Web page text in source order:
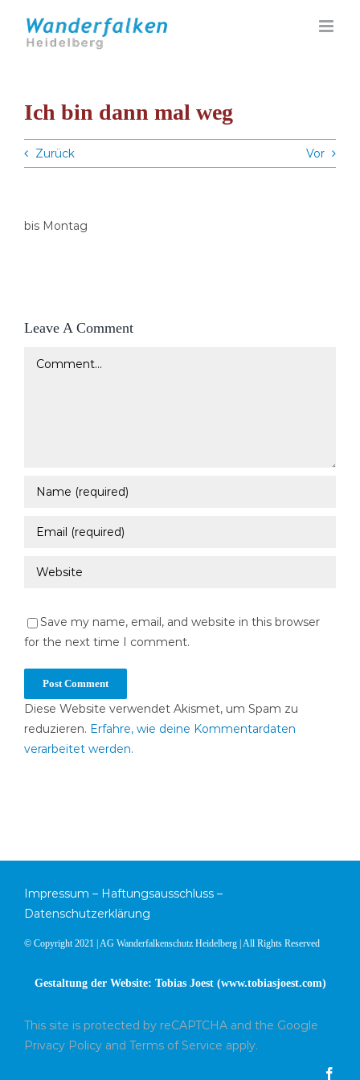
Inhalt
springen
Ich bin dann mal weg
Zurück Vor
bis Montag
Leave A Comment
Comment
Save my name, email, and website in this browser
for the next time I comment.
Diese Website verwendet Akismet, um Spam zu
reduzieren. Erfahre, wie deine Kommentardaten
verarbeitet werden.
Impressum – Haftungsausschluss –
Datenschutzerklärung
© Copyright 2021 | AG Wanderfalkenschutz Heidelberg | All Rights Reserved
Gestaltung der Website: Tobias Joest (www.tobiasjoest.com)
This site is protected by reCAPTCHA and the Google
Privacy Policy and Terms of Service apply.